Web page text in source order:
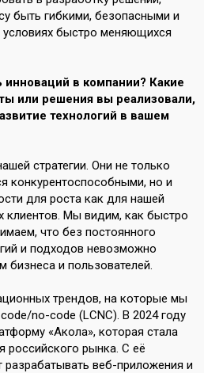
быть гибкими, безопасными и
быстро меняющихся
в компании? Какие
или решения вы реализовали,
технологий в вашем
стратегии. Они не только
конкурентоспособными, но и
для роста как для нашей
клиентов. Мы видим, как быстро
что без постоянного
и подходов невозможно
бизнеса и пользователей.
трендов, на которые мы
no-code (LCNC). В 2024 году
«Акола», которая стала
российского рынка. С её
веб-приложения и